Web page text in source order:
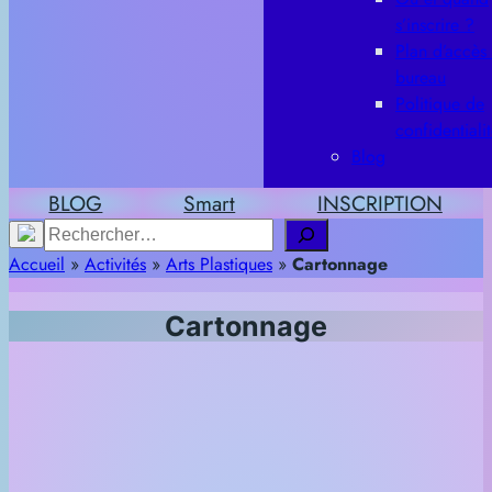
s’inscrire ?
Plan
bureau
Politique de
Blog
BLOG Smart INSCRIPTION
Rechercher
Accueil » Activités » Arts Plastiques » Cartonnage
Cartonnage